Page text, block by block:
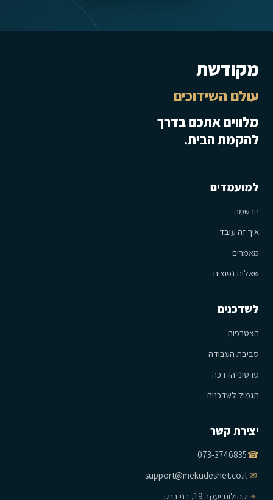
מקודשת
עולם השידוכים
מלווים אתכם בדרך
להקמת הבית.
למועמדים
הרשמה
איך זה עובד
מאמרים
שאלות נפוצות
לשדכנים
הצטרפות
סביבת העבודה
סרטוני הדרכה
תגמול לשדכנים
יצירת קשר
☎
073-3746835
✉
support@mekudeshet.co.il
⌖ קהילות יעקב 19, בני ברק